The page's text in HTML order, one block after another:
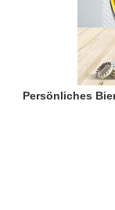
Persönliches